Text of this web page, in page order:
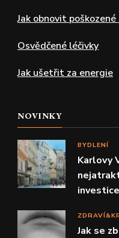
Jak obnovit
Osvědčené léčivky
Jak ušetřit za energie
NOVINKY
BYDLENÍ
Karlovy
investice
Jak se